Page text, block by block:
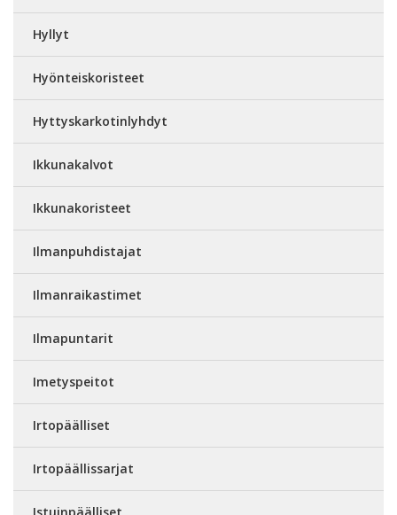
Hyllyt
Hyönteiskoristeet
Hyttyskarkotinlyhdyt
Ikkunakalvot
Ikkunakoristeet
Ilmanpuhdistajat
Ilmanraikastimet
Ilmapuntarit
Imetyspeitot
Irtopäälliset
Irtopäällissarjat